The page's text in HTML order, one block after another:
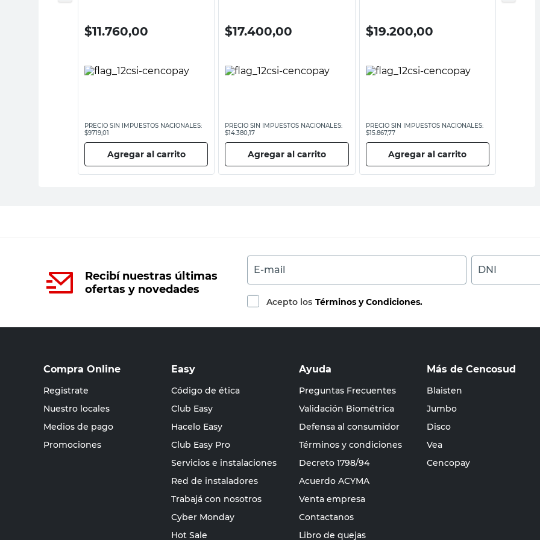
$11.760,00
PRECIO SIN IMPUESTOS NACIONALES:
$9719,01
Agregar al carrito
$17.400,00
PRECIO SIN IMPUESTOS NACIONALES:
$14.380,17
Agregar al carrito
$19.200,00
PRECIO SIN IMPUESTOS NACIONALES:
$15.867,77
Agregar al carrito
Recibí nuestras últimas
ofertas y novedades
E-mail DNI
Acepto los Términos y Condiciones.
Compra Online
Registrate
Nuestro locales
Medios de pago
Promociones
Easy
Código de ética
Club Easy
Hacelo Easy
Club Easy Pro
Servicios e instalaciones
Red de instaladores
Trabajá con nosotros
Cyber Monday
Hot Sale
Ayuda
Preguntas Frecuentes
Validación Biométrica
Defensa al consumidor
Términos y condiciones
Decreto 1798/94
Acuerdo ACYMA
Venta empresa
Contactanos
Libro de quejas
Más de Cencosud
Blaisten
Jumbo
Disco
Vea
Cencopay